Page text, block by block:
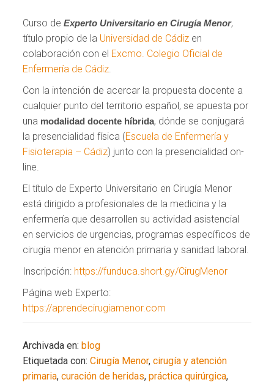
Curso deExperto Universitario en Cirugía Menor,
título propio de la Universidad de Cádiz en
colaboración con el Excmo. Colegio Oficial de
Enfermería de Cádiz.
Con la intención de acercar la propuesta docente a
cualquier punto del territorio español, se apuesta por
una modalidad docente híbrida, dónde se conjugará
la presencialidad física (Escuela de Enfermería y
Fisioterapia – Cádiz) junto con la presencialidad on-
line.
El título de Experto Universitario en Cirugía Menor
está dirigido a profesionales de la medicina y la
enfermería que desarrollen su actividad asistencial
en servicios de urgencias, programas específicos de
cirugía menor en atención primaria y sanidad laboral.
Inscripción: https://funduca.short.gy/CirugMenor
Página web Experto:
https://aprendecirugiamenor.com
Archivada en: blog
Etiquetada con:Cirugía Menor,cirugía y atención
primaria,curación de heridas,práctica quirúrgica,